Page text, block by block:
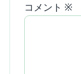
コメント ※